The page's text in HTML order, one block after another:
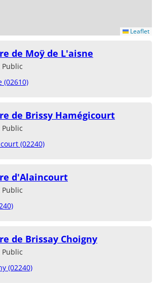
Leaflet
de Moÿ de L'aisne
(02610)
de Brissy Hamégicourt
(02240)
d'Alaincourt
de Brissay Choigny
(02240)